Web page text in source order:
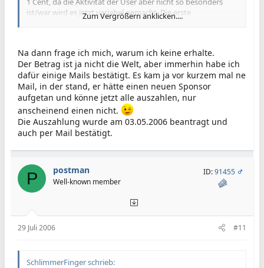
ist/war wird es jetzt variabel gemacht. Die erste
Umrechnung ergab dann auch wieder knapp 1 Cent für 10
Zum Vergrößern anklicken....
Na dann frage ich mich, warum ich keine erhalte.
Der Betrag ist ja nicht die Welt, aber immerhin habe ich
dafür einige Mails bestätigt. Es kam ja vor kurzem mal ne
Mail, in der stand, er hätte einen neuen Sponsor
aufgetan und könne jetzt alle auszahlen, nur
anscheinend einen nicht.
Die Auszahlung wurde am 03.05.2006 beantragt und
auch per Mail bestätigt.
P postman
Well-known member
ID:91455
29 Juli 2006 #11
SchlimmerFinger schrieb: